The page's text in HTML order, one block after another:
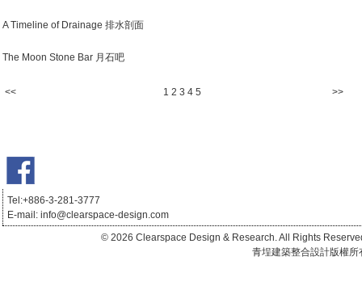
A Timeline of Drainage 排水剖面
The Moon Stone Bar 月石吧
<< 1 2 3 4 5 >>
Tel:+886-3-281-3777
E-mail: info@clearspace-design.com
師,建築設計,室內設計,高端私宅訂制,節能綠建築,全齡化永續住宅,養身會所,酒店商
辦餐飲,家飾美學,品牌視覺形象,裝潢裝修,商業空間,推薦設計師,室內裝修工程,健康
© 2026 Clearspace Design & Research. All Rights
青埕建築整合設計版權所